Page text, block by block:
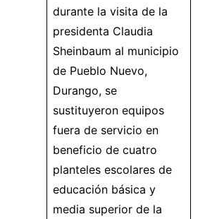
durante la visita de la
presidenta Claudia
Sheinbaum al municipio
de Pueblo Nuevo,
Durango, se
sustituyeron equipos
fuera de servicio en
beneficio de cuatro
planteles escolares de
educación básica y
media superior de la